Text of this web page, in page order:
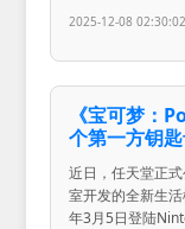
2025-12-08 02:30:02
《宝可梦：
个第一方钥
近日，任天堂正
室开发的全新生
年3月5日登陆